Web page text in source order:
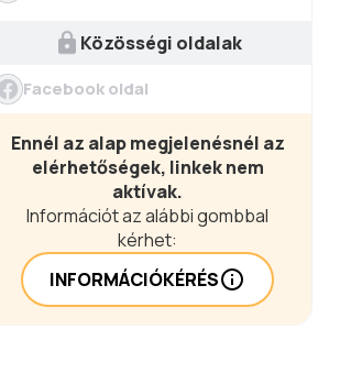
Közösségi oldalak
Facebook oldal
Ennél az alap megjelenésnél az
elérhetőségek, linkek nem
aktívak.
Információt az alábbi gombbal
kérhet:
INFORMÁCIÓKÉRÉS